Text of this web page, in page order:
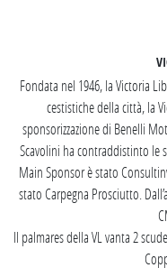
Fondata nel 1946, la Victoria
cestistiche della città, la
sponsorizzazione di Benelli
Scavolini ha contraddistinto le
Main Sponsor è stato
stato Carpegna Prosciutto.
Il palmares della VL vanta 2